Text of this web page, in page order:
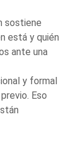
sostiene
está y quién
ante una
y formal
Eso